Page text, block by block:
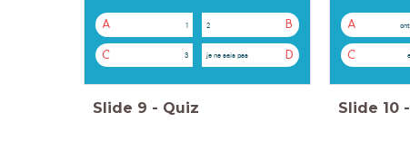
A 1 B
2
C 3 D
je ne sais pas
Slide 9 - Quiz
A
C
Slide 10 -